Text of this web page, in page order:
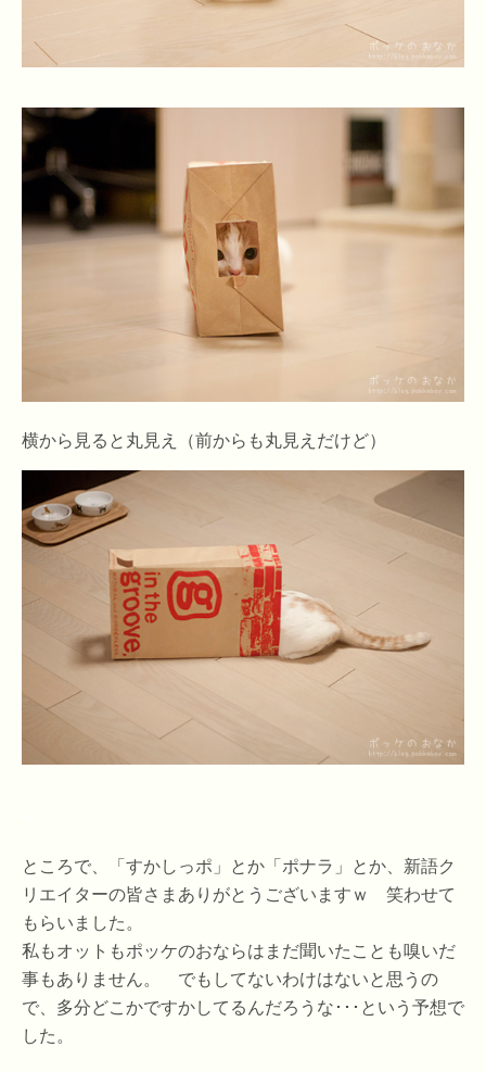
横から見ると丸見え（前からも丸見えだけど）
ところで、「すかしっポ」とか「ポナラ」とか、新語ク
リエイターの皆さまありがとうございますｗ 笑わせて
もらいました。
私もオットもポッケのおならはまだ聞いたことも嗅いだ
事もありません。 でもしてないわけはないと思うの
で、多分どこかですかしてるんだろうな･･･という予想で
した。